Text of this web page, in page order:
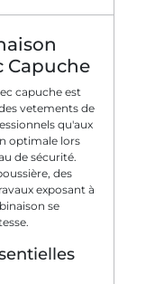
Capuche
capuche est
vetements de
qu'aux
optimale lors
de sécurité.
des
exposant à
se